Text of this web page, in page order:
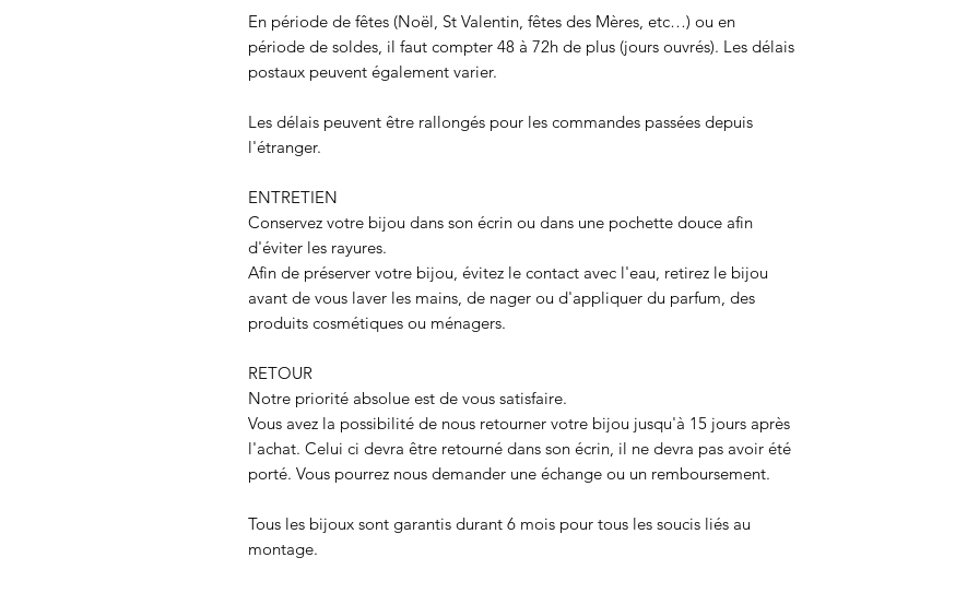
En période de fêtes (Noël, St Valentin, fêtes des Mères, etc…) ou en
période de soldes, il faut compter 48 à 72h de plus (jours ouvrés). Les délais
postaux peuvent également varier.
Les délais peuvent être rallongés pour les commandes passées depuis
l'étranger.
ENTRETIEN
Conservez votre bijou dans son écrin ou dans une pochette douce afin
d'éviter les rayures.
Afin de préserver votre bijou, évitez le contact avec l'eau, retirez le bijou
avant de vous laver les mains, de nager ou d'appliquer du parfum, des
produits cosmétiques ou ménagers.
RETOUR
Notre priorité absolue est de vous satisfaire.
Vous avez la possibilité de nous retourner votre bijou jusqu'à 15 jours après
l'achat. Celui ci devra être retourné dans son écrin, il ne devra pas avoir été
porté. Vous pourrez nous demander une échange ou un remboursement.
Tous les bijoux sont garantis durant 6 mois pour tous les soucis liés au
montage.